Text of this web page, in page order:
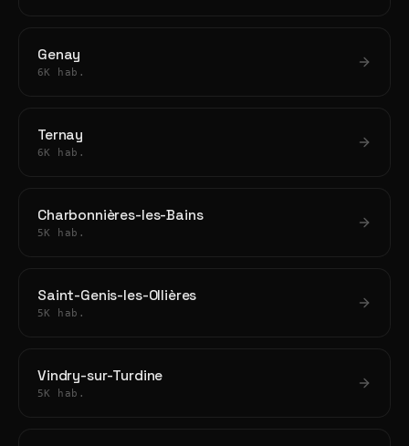
Genay
6K hab.
Ternay
6K hab.
Charbonnières-les-Bains
5K hab.
Saint-Genis-les-Ollières
5K hab.
Vindry-sur-Turdine
5K hab.